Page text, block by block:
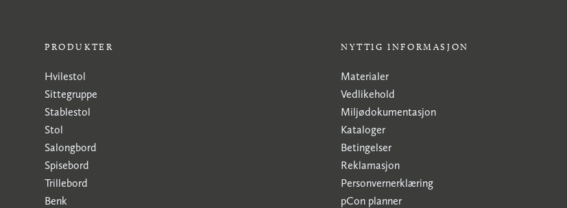
PRODUKTER
Hvilestol
Sittegruppe
Stablestol
Stol
Salongbord
Spisebord
Trillebord
Benk
NYTTIG INFORMASJON
Materialer
Vedlikehold
Miljødokumentasjon
Kataloger
Betingelser
Reklamasjon
Personvernerklæring
pCon planner